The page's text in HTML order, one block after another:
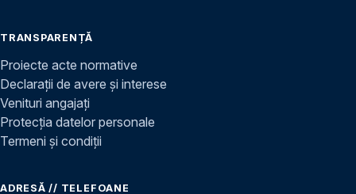
TRANSPARENȚĂ
Proiecte acte normative
Declarații de avere și interese
Venituri angajați
Protecția datelor personale
Termeni și condiții
ADRESĂ // TELEFOANE